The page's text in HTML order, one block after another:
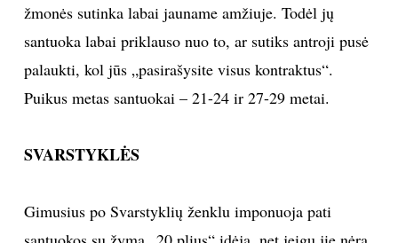
žmonės sutinka labai jauname amžiuje. Todėl jų
santuoka labai priklauso nuo to, ar sutiks antroji pusė
palaukti, kol jūs „pasirašysite visus kontraktus“.
Puikus metas santuokai – 21-24 ir 27-29 metai.
SVARSTYKLĖS
Gimusius po Svarstyklių ženklu imponuoja pati